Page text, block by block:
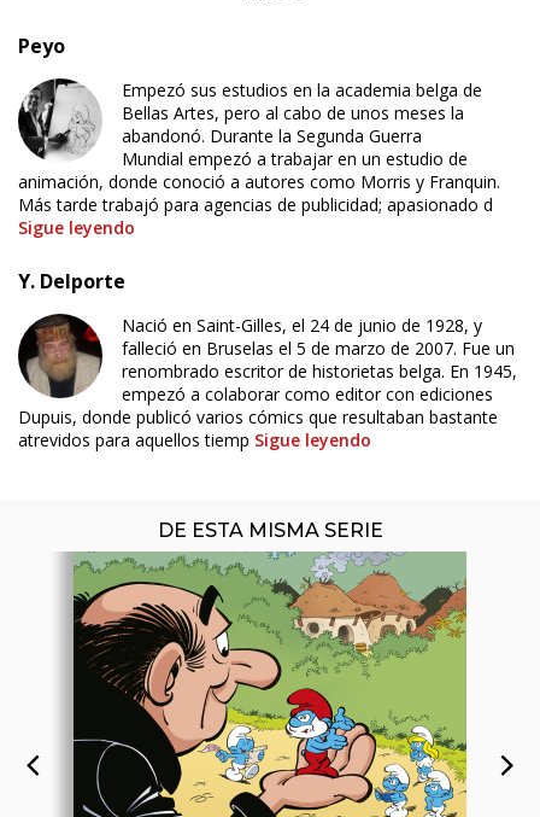
Peyo
Empezó sus estudios en la academia belga de
Bellas Artes, pero al cabo de unos meses la
abandonó. Durante la Segunda Guerra
Mundial empezó a trabajar en un estudio de
animación, donde conoció a autores como Morris y Franquin.
Más tarde trabajó para agencias de publicidad; apasionado d
Sigue leyendo
Y. Delporte
Nació en Saint-Gilles, el 24 de junio de 1928, y
falleció en Bruselas el 5 de marzo de 2007. Fue un
renombrado escritor de historietas belga. En 1945,
empezó a colaborar como editor con ediciones
Dupuis, donde publicó varios cómics que resultaban bastante
atrevidos para aquellos tiemp Sigue leyendo
DE ESTA MISMA SERIE
ÚLTIMO NÚMERO PUBLICADO